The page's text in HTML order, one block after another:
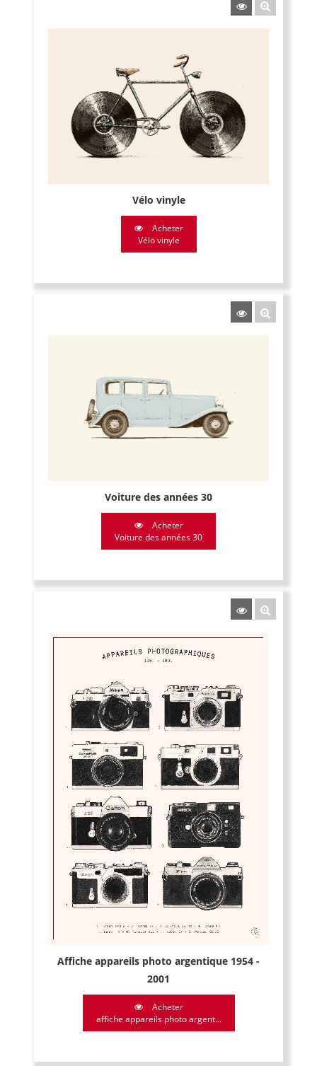
Vélo vinyle
Acheter
Vélo vinyle
Voiture des années 30
Acheter
Voiture des années 30
Affiche appareils photo argentique 1954 -
2001
Acheter
affiche appareils photo argent...